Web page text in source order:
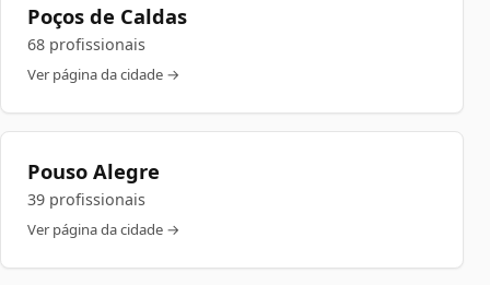
Poços de Caldas
68 profissionais
Ver página da cidade →
Pouso Alegre
39 profissionais
Ver página da cidade →